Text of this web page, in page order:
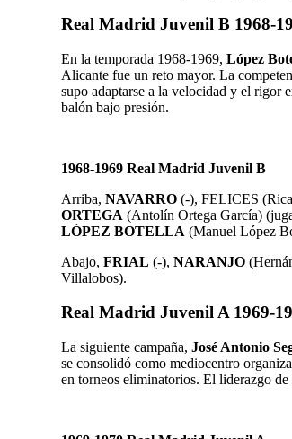
Real Madrid Juvenil B 1968-
En la temporada 1968-1969, López
Alicante fue un reto mayor. La
supo adaptarse a la velocidad y el rigor
balón bajo presión.
1968-1969 Real Madrid Juvenil B
Arriba, NAVARRO (-), FELICES
ORTEGA (Antolín Ortega García)
LÓPEZ BOTELLA (Manuel López
Abajo, FRIAL (-), NARANJO
Villalobos).
Real Madrid Juvenil A 1969-
La siguiente campaña, José Antonio
se consolidó como mediocentro
en torneos eliminatorios. El liderazgo de